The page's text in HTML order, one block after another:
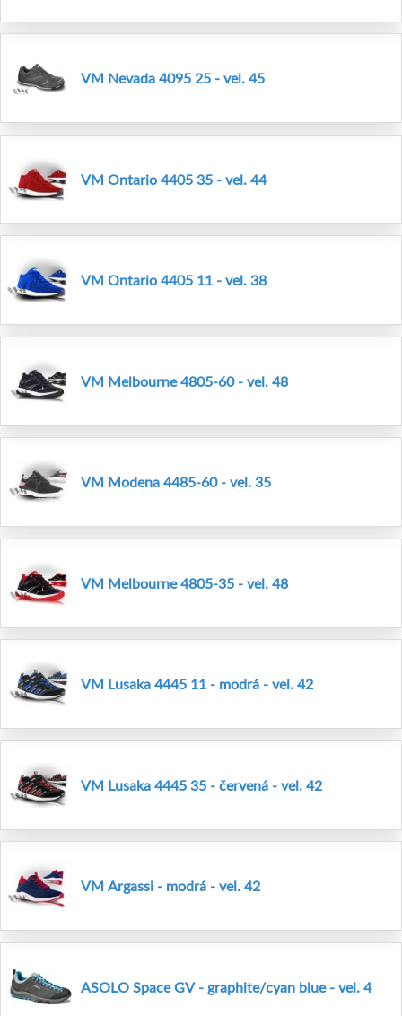
VM Nevada 4095 25 - vel. 45
VM Ontario 4405 35 - vel. 44
VM Ontario 4405 11 - vel. 38
VM Melbourne 4805-60 - vel. 48
VM Modena 4485-60 - vel. 35
VM Melbourne 4805-35 - vel. 48
VM Lusaka 4445 11 - modrá - vel. 42
VM Lusaka 4445 35 - červená - vel. 42
VM Argassi - modrá - vel. 42
ASOLO Space GV - graphite/cyan blue - vel. 4